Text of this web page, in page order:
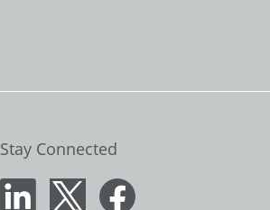
Stay Connected